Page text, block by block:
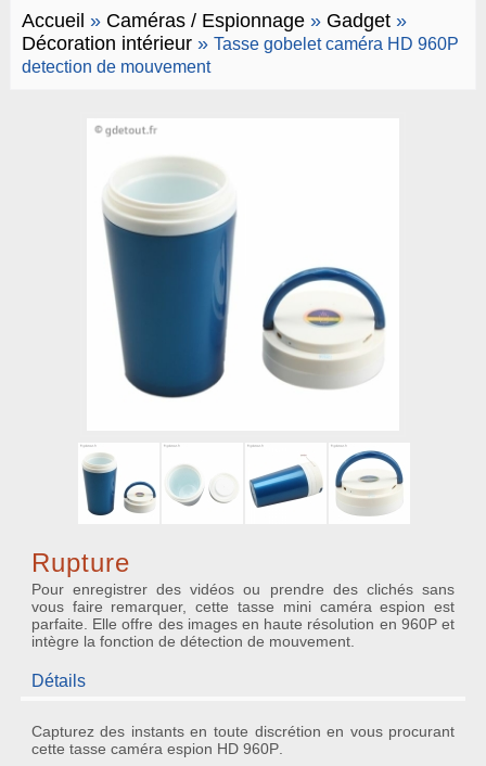
Accueil » Caméras / Espionnage» Gadget»
Décoration intérieur» Tasse gobelet caméra HD 960P
detection de mouvement
Rupture
Pour enregistrer des vidéos ou prendre des clichés sans
vous faire remarquer, cette tasse mini caméra espion est
parfaite. Elle offre des images en haute résolution en 960P et
intègre la fonction de détection de mouvement.
Détails
Capturez des instants en toute discrétion en vous procurant
cette tasse caméra espion HD 960P.